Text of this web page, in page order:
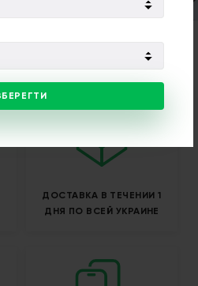
ДОСТАВКА В ТЕЧЕНИИ 1
ДНЯ ПО ВСЕЙ УКРАИНЕ